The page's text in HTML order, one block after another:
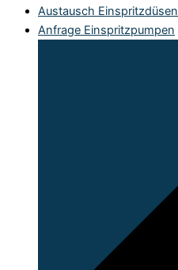
Austausch Einspritzdüsen
Anfrage Einspritzpumpen